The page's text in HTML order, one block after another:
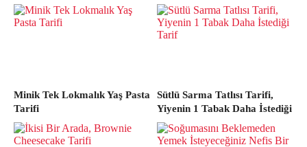
Minik Tek Lokmalık Yaş Pasta
Tarifi
Sütlü Sarma Tatlısı Tarifi,
Yiyenin 1 Tabak Daha İstediği
Tarif